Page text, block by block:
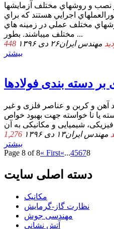
و ﻧﺼﺐ و روﺷﻬﺎي ﻣﺨﺘﻠﻒ آزﻣﺎﻳﺸﻬﺎ
اﺟﺮاﻳﻲ ﻫﺴﺘﻨﺪ ﻛﻪ ﺑﺮاي
ﻣﺨﺘﻠﻒ ﻋﻤﻠﻲ در زﻣﻴﻨﻪ ﻫﺎي
ﻣﺨﺘﻠﻒ ﻣﻴﺒﺎﺷﻨﺪ. بطور ...
مهندس ایران۲۶ دی ۱۳۹۶
بیشتر
بر دسته بندی فولادها
آهن و کربن و عناصر فلزی و غیر
یا نا خواسته جهت بهبود خواص
مهندس ایران۱۳ دی ۱۳۹۶
بیشتر
Page 8 of 8« First«...45678
دسته اصلی سایت
مکانیک
نظارت گاز-گرمایش
مهندسی جوش
آتش نشانی